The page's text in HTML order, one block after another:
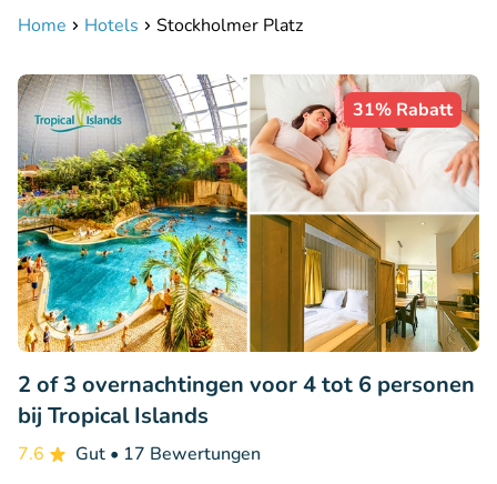
Home Hotels Stockholmer Platz
31% Rabatt
2 of 3 overnachtingen voor 4 tot 6 personen
bij Tropical Islands
7.6 Gut • 17 Bewertungen